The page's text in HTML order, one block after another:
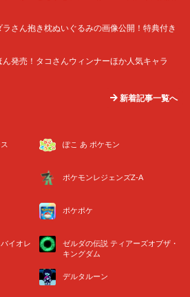
ラさん抱き枕ぬいぐるみの画像公開！特典付き
発売！タコさんウィンナーほか人気キャラ
新着記事一覧へ
ぽこ あ ポケモン
ポケモンレジェンズZ-A
ポケポケ
イオレ
ゼルダの伝説 ティアーズオブザ・
キングダム
デルタルーン